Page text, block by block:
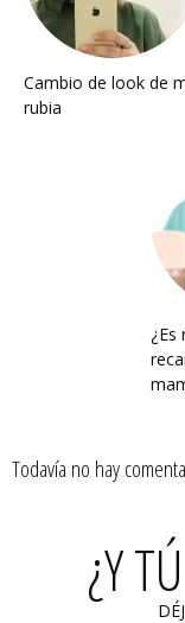
Cambio de look de
rubia
¿Es
Todavía no hay
¿Y